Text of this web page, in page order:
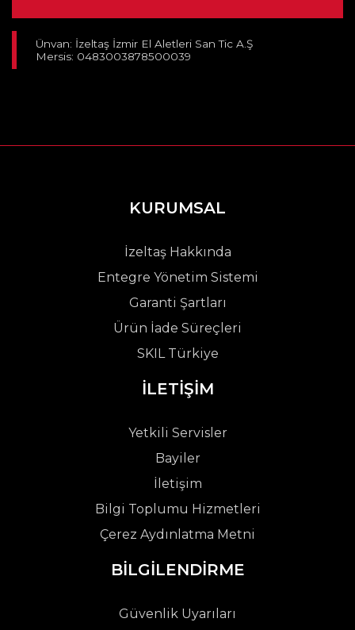
Ünvan: İzeltaş İzmir El Aletleri San Tic A.Ş
Mersis: 0483003878500039
KURUMSAL
İzeltaş Hakkında
Entegre Yönetim Sistemi
Garanti Şartları
Ürün İade Süreçleri
SKIL Türkiye
İLETİŞİM
Yetkili Servisler
Bayiler
İletişim
Bilgi Toplumu Hizmetleri
Çerez Aydınlatma Metni
BİLGİLENDİRME
Güvenlik Uyarıları